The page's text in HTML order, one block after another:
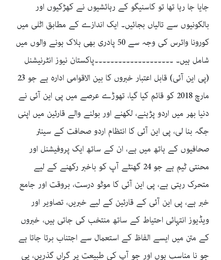
جایا جا رہا تھا تو کاسنیگو کے رہائشیوں نے کھڑکیوں اور
بالکونیوں سے تالیاں بجائیں۔ ایک اندازے کے مطابق اٹلی میں
کورونا وائرس کی وجہ سے 50 پادری بھی ہلاک ہونے والوں میں
شامل ہیں۔ ۔۔۔۔۔۔۔۔۔۔۔۔۔۔۔۔۔۔۔۔پاکستان نیوز انٹرنیشنل
(پی این آئی) قابل اعتبار خبروں کا بین الاقوامی ادارہ ہے جو 23
مارچ 2018 کو قائم کیا گیا، تھوڑے عرصے میں پی این آئی نے
دنیا بھر میں اردو پڑہنے، لکھنے اور بولنے والے قارئین میں اپنی
جگہ بنا لی، پی این آئی کا انتظام اردو صحافت کے سینئر
صحافیوں کے ہاتھ میں ہے، ان کے ساتھ ایک پروفیشنل اور
محنتی ٹیم ہے جو 24 گھنٹے آپ کو باخبر رکھنے کے لیے
متحرک رہتی ہے، پی این آئی کا موٹو درست، بروقت اور جامع
خبر ہے، پی این آئی کے قارئین کے لیے خبریں، تصاویر اور
ویڈیوز انتہائی احتیاط کے ساتھ منتخب کی جاتی ہیں، خبروں
کے متن میں ایسے الفاظ کے استعمال سے اجتناب برتا جاتا ہے
جو نا مناسب ہوں اور جو آپ کی طبیعت پر گراں گذریں، پی